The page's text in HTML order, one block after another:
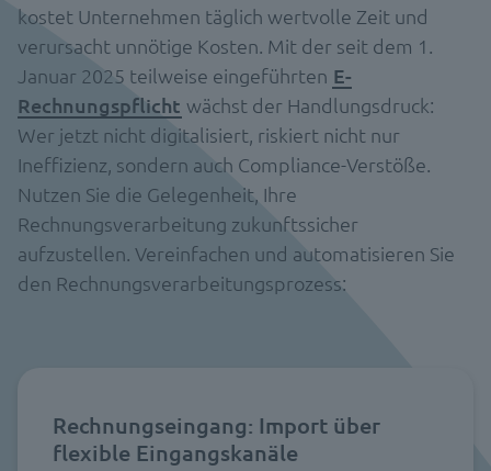
kostet Unternehmen täglich wertvolle Zeit und
verursacht unnötige Kosten. Mit der seit dem 1.
Januar 2025 teilweise eingeführten E-
Rechnungspflicht wächst der Handlungsdruck:
Wer jetzt nicht digitalisiert, riskiert nicht nur
Ineffizienz, sondern auch Compliance-Verstöße.
Nutzen Sie die Gelegenheit, Ihre
Rechnungsverarbeitung zukunftssicher
aufzustellen. Vereinfachen und automatisieren Sie
den Rechnungsverarbeitungsprozess:
Rechnungseingang: Import über
flexible Eingangskanäle